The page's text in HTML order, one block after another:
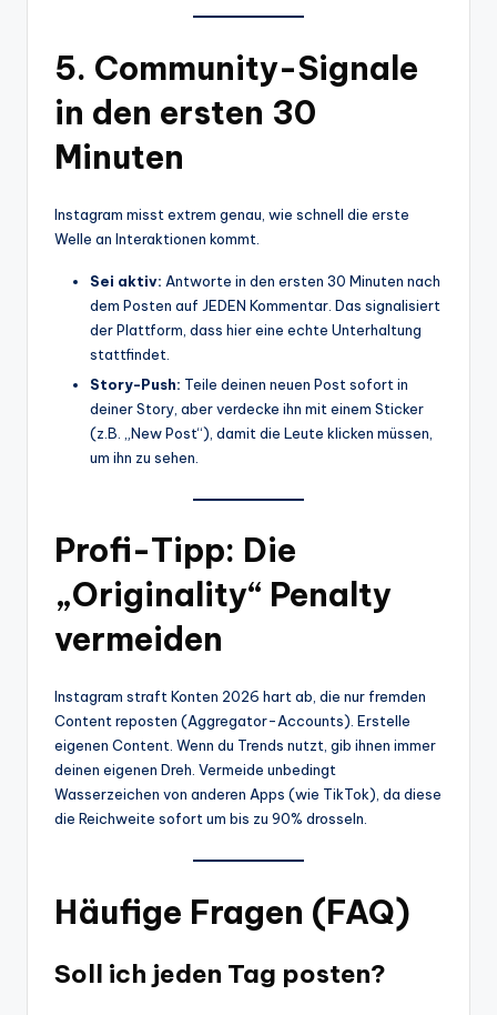
5. Community-Signale
in den ersten 30
Minuten
Instagram misst extrem genau, wie schnell die erste
Welle an Interaktionen kommt.
Sei aktiv: Antworte in den ersten 30 Minuten nach
dem Posten auf JEDEN Kommentar. Das signalisiert
der Plattform, dass hier eine echte Unterhaltung
stattfindet.
Story-Push: Teile deinen neuen Post sofort in
deiner Story, aber verdecke ihn mit einem Sticker
(z.B. „New Post“), damit die Leute klicken müssen,
um ihn zu sehen.
Profi-Tipp: Die
„Originality“ Penalty
vermeiden
Instagram straft Konten 2026 hart ab, die nur fremden
Content reposten (Aggregator-Accounts). Erstelle
eigenen Content. Wenn du Trends nutzt, gib ihnen immer
deinen eigenen Dreh. Vermeide unbedingt
Wasserzeichen von anderen Apps (wie TikTok), da diese
die Reichweite sofort um bis zu 90% drosseln.
Häufige Fragen (FAQ)
Soll ich jeden Tag posten?